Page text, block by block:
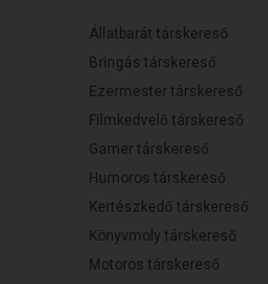
Állatbarát társkereső
Bringás társkereső
Ezermester társkereső
Filmkedvelő társkereső
Gamer társkereső
Humoros társkereső
Kertészkedő társkereső
Könyvmoly társkereső
Motoros társkereső